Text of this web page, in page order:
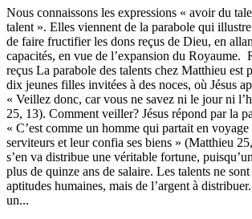
Nous connaissons les expressions « avoir du
talent ». Elles viennent de la parabole qui
de faire fructifier les dons reçus de Dieu, en
capacités, en vue de l’expansion du Royaume.
reçus La parabole des talents chez Matthieu est
dix jeunes filles invitées à des noces, où Jésus
« Veillez donc, car vous ne savez ni le jour ni
25, 13). Comment veiller? Jésus répond par la
« C’est comme un homme qui partait en voyage
serviteurs et leur confia ses biens » (Matthieu
s’en va distribue une véritable fortune,
plus de quinze ans de salaire. Les talents ne
aptitudes humaines, mais de l’argent à
un...